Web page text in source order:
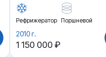
Рефрижератор Поршневой
2010 г.
1 150 000 ₽